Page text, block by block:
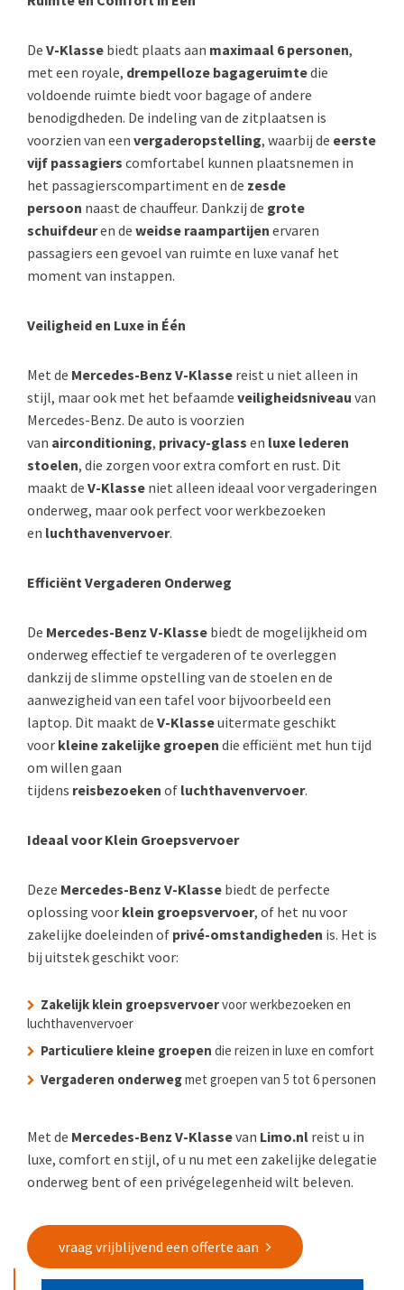
De V-Klasse biedt plaats aan maximaal 6 personen,
met een royale, drempelloze bagageruimtedie
voldoende ruimte biedt voor bagage of andere
benodigdheden. De indeling van de zitplaatsen is
voorzien van een vergaderopstelling, waarbij de eerste
vijf passagiers comfortabel kunnen plaatsnemen in
het passagierscompartiment en de zesde
persoon naast de chauffeur. Dankzij de grote
schuifdeuren de weidse raampartijen ervaren
passagiers een gevoel van ruimte en luxe vanaf het
moment van instappen.
Veiligheid en Luxe in Één
Met de Mercedes-Benz V-Klasse reist u niet alleen in
stijl, maar ook met het befaamde veiligheidsniveau van
Mercedes-Benz. De auto is voorzien
van airconditioning, privacy-glass en luxe lederen
stoelen, die zorgen voor extra comfort en rust. Dit
maakt de V-Klasse niet alleen ideaal voor vergaderingen
onderweg, maar ook perfect voor werkbezoeken
en luchthavenvervoer.
Efficiënt Vergaderen Onderweg
De Mercedes-Benz V-Klasse biedt de mogelijkheid om
onderweg effectief te vergaderen of te overleggen
dankzij de slimme opstelling van de stoelen en de
aanwezigheid van een tafel voor bijvoorbeeld een
laptop. Dit maakt de V-Klasseuitermate geschikt
voor kleine zakelijke groepen die efficiënt met hun tijd
om willen gaan
tijdens reisbezoeken of luchthavenvervoer.
Ideaal voor Klein Groepsvervoer
Deze Mercedes-Benz V-Klasse biedt de perfecte
oplossing voor klein groepsvervoer, of het nu voor
zakelijke doeleinden of privé-omstandigheden is. Het is
bij uitstek geschikt voor:
Zakelijk klein groepsvervoervoor werkbezoeken en
luchthavenvervoer
Particuliere kleine groepen die reizen in luxe en comfort
Vergaderen onderwegmet groepen van 5 tot 6 personen
Met de Mercedes-Benz V-Klassevan Limo.nl reist u in
luxe, comfort en stijl, of u nu met een zakelijke delegatie
onderweg bent of een privégelegenheid wilt beleven.
vraag vrijblijvend een offerte aan